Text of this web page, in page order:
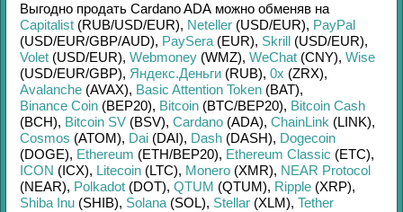
Выгодно продать Cardano ADA можно обменяв на
Capitalist (RUB/USD/EUR), Neteller (USD/EUR), PayPal
(USD/EUR/GBP/AUD), PaySera (EUR), Skrill (USD/EUR),
Volet (USD/EUR), Webmoney (WMZ), WeChat (CNY), Wise
(USD/EUR/GBP), Яндекс.Деньги (RUB), 0x (ZRX),
Avalanche (AVAX), Basic Attention Token (BAT),
Binance Coin (BEP20), Bitcoin (BTC/BEP20), Bitcoin Cash
(BCH), Bitcoin SV (BSV), Cardano (ADA), ChainLink (LINK),
Cosmos (ATOM), Dai (DAI), Dash (DASH), Dogecoin
(DOGE), Ethereum (ETH/BEP20), Ethereum Classic (ETC),
ICON (ICX), Litecoin (LTC), Monero (XMR), NEAR Protocol
(NEAR), Polkadot (DOT), QTUM (QTUM), Ripple (XRP),
Shiba Inu (SHIB), Solana (SOL), Stellar (XLM), Tether